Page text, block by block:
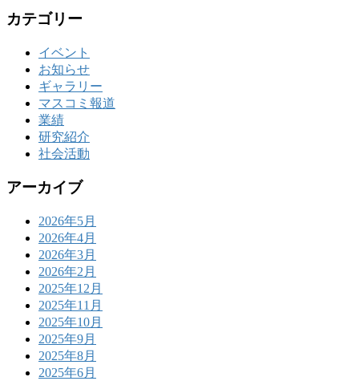
カテゴリー
イベント
お知らせ
ギャラリー
マスコミ報道
業績
研究紹介
社会活動
アーカイブ
2026年5月
2026年4月
2026年3月
2026年2月
2025年12月
2025年11月
2025年10月
2025年9月
2025年8月
2025年6月